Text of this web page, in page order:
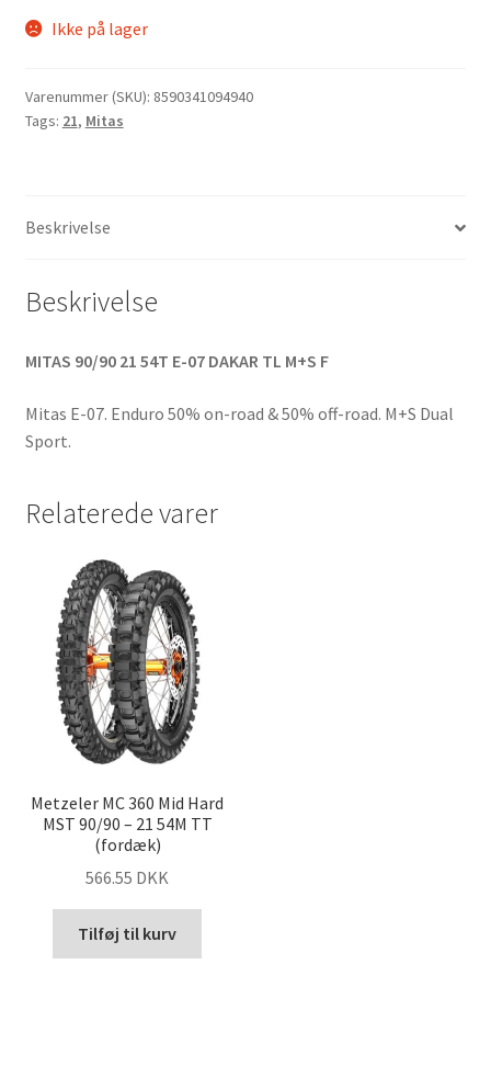
Ikke på lager
Varenummer (SKU): 8590341094940
Tags: 21, Mitas
Beskrivelse
Beskrivelse
MITAS 90/90 21 54T E-07 DAKAR TL M+S F
Mitas E-07. Enduro 50% on-road & 50% off-road. M+S Dual
Sport.
Relaterede varer
Metzeler MC 360 Mid Hard
MST 90/90 – 21 54M TT
(fordæk)
566.55 DKK
Tilføj til kurv